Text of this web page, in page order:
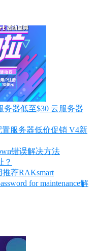
务器低至$30 云服务器
置服务器低价促销 V4新
错误解决方法
？
推荐RAKsmart
for maintenance解